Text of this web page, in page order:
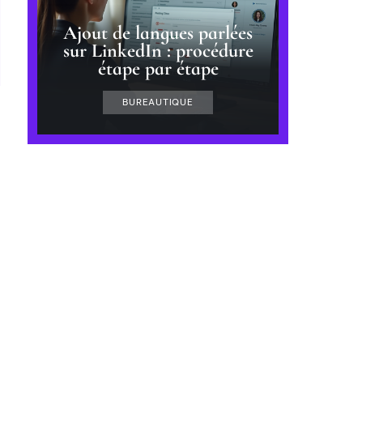
Ajout de langues parlées
sur LinkedIn : procédure
étape par étape
BUREAUTIQUE